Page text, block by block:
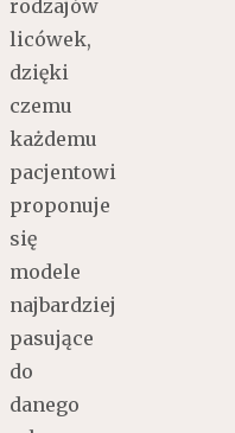
rodzajów
licówek,
dzięki
czemu
każdemu
pacjentowi
proponuje
się
modele
najbardziej
pasujące
do
danego